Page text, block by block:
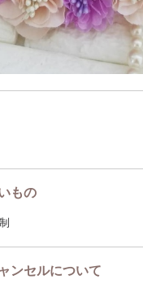
もの
ンセルについて